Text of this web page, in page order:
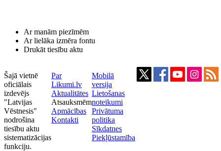
Ar manām piezīmēm
Ar lielāka izmēra fontu
Drukāt tiesību aktu
Šajā vietnē
oficiālais
izdevējs
"Latvijas
Vēstnesis"
nodrošina
tiesību aktu
sistematizācijas
funkciju.
Par
Likumi.lv
Aktualitātes
Atsauksmēm
Apmācības
Kontakti
Mobilā
versija
Lietošanas
noteikumi
Privātuma
politika
Sīkdatnes
Piekļūstamība